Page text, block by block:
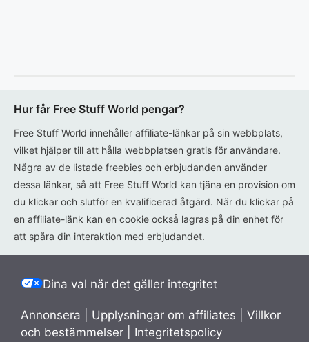
Hur får Free Stuff World pengar?
Free Stuff World innehåller affiliate-länkar på sin webbplats,
vilket hjälper till att hålla webbplatsen gratis för användare.
Några av de listade freebies och erbjudanden använder
dessa länkar, så att Free Stuff World kan tjäna en provision om
du klickar och slutför en kvalificerad åtgärd. När du klickar på
en affiliate-länk kan en cookie också lagras på din enhet för
att spåra din interaktion med erbjudandet.
Dina val när det gäller integritet
Annonsera Upplysningar om affiliates
Villkor
och bestämmelser
Integritetspolicy